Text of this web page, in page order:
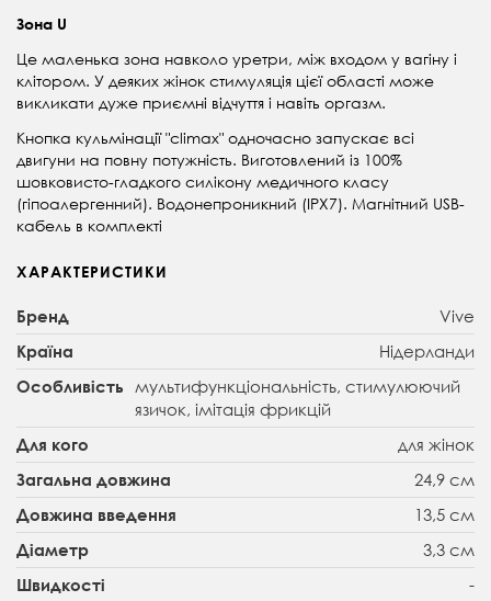
Зона U
Це маленька зона навколо уретри, між входом у вагіну і
клітором. У деяких жінок стимуляція цієї області може
викликати дуже приємні відчуття і навіть оргазм.
Кнопка кульмінації "climax" одночасно запускає всі
двигуни на повну потужність. Виготовлений із 100%
шовковисто-гладкого силікону медичного класу
(гіпоалергенний). Водонепроникний (IPX7). Магнітний USB-
кабель в комплекті
ХАРАКТЕРИСТИКИ
Бренд Vive
Країна Нідерланди
Особливість
мультифункціональність, стимулюючий
язичок, імітація фрикцій
Для кого для жінок
Загальна довжина 24,9 см
Довжина введення 13,5 см
Діаметр 3,3 см
Швидкості -